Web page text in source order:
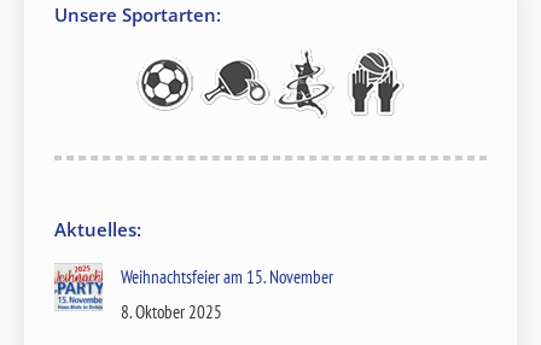
Unsere Sportarten:
Aktuelles:
Weihnachtsfeier am 15. November
8. Oktober 2025